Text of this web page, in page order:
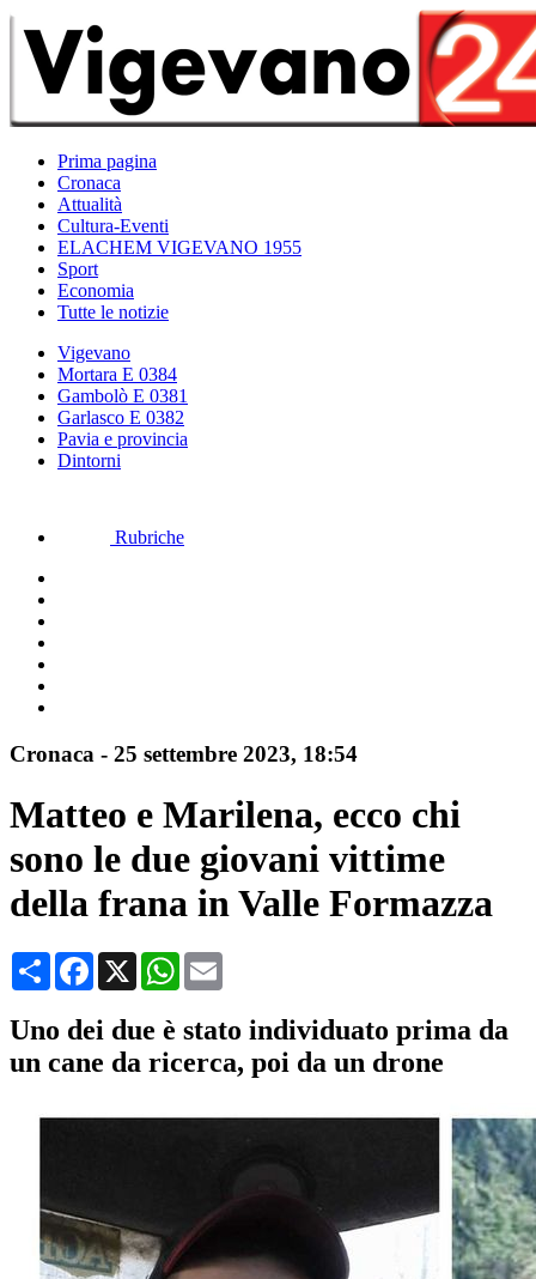
Prima pagina
Cronaca
Attualità
Cultura-Eventi
ELACHEM VIGEVANO 1955
Sport
Economia
Tutte le notizie
Vigevano
Mortara E 0384
Gambolò E 0381
Garlasco E 0382
Pavia e provincia
Dintorni
Rubriche
Cronaca - 25 settembre 2023, 18:54
Matteo e Marilena, ecco chi
sono le due giovani vittime
della frana in Valle Formazza
CondividiFacebook
X WhatsApp
Uno dei due è stato individuato prima da
un cane da ricerca, poi da un drone